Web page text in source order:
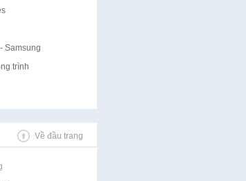
Samsung
trình
Về đầu trang